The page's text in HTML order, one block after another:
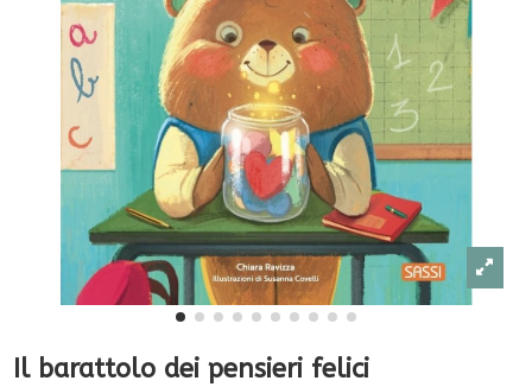
Il barattolo dei pensieri felici